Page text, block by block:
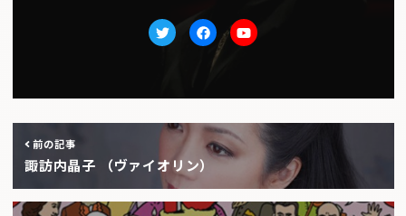
TwitterfacebookYoutube
前の記事
諏訪内晶子 （ヴァイオリン）